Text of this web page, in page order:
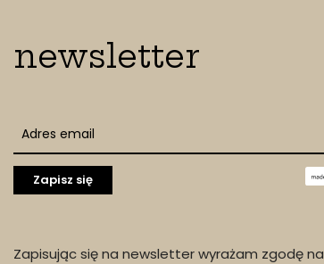
newsletter
Zapisując się na newsletter wyrażam zgodę na